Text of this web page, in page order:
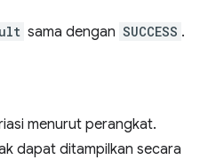
sama dengan SUCCESS .
menurut perangkat.
dapat ditampilkan secara